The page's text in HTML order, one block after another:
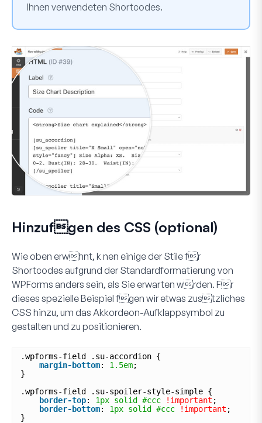
Ihnen verwendeten Shortcodes.
Hinzufgen des CSS (optional)
Wie oben erwhnt, k nen einige der Stile fr
Shortcodes aufgrund der Standardformatierung von
WPForms anders sein, als Sie erwarten wrden. Fr
dieses spezielle Beispiel fgen wir etwas zustzliches
CSS hinzu, um das Akkordeon-Aufklappsymbol zu
gestalten und zu positionieren.
.wpforms-field .su-accordion {
margin-bottom: 1.5em;
}
.wpforms-field .su-spoiler-style-simple {
border-top: 1px solid #ccc !important ;
border-bottom: 1px solid #ccc !important ;
}